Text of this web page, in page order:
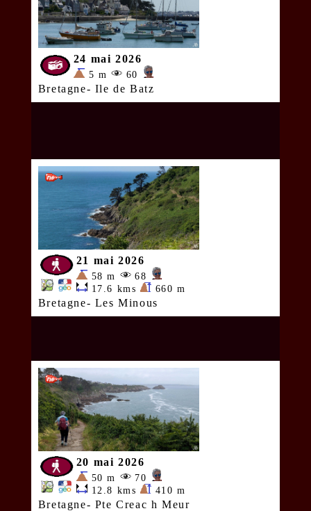
24 mai 2026
5 m 60
Bretagne- Ile de Batz
21 mai 2026
58 m
68
17.6 kms
660 m
Bretagne- Les Minous
20 mai 2026
50 m
70
12.8 kms
410 m
Bretagne- Pte Creac h Meur